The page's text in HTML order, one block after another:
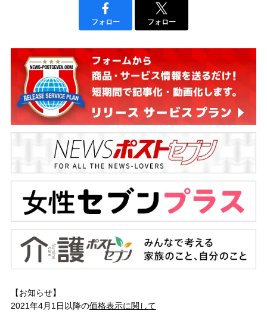
フォロー フォロー
【お知らせ】
2021年4月1日以降の価格表示に関して